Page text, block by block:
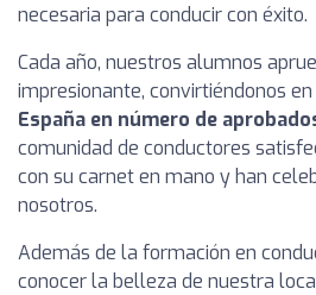
necesaria para conducir con éxito.
Cada año, nuestros alumnos
impresionante, convirtiéndonos
España en número de
comunidad de conductores
con su carnet en mano y han
nosotros.
Además de la formación en
conocer la belleza de nuestra